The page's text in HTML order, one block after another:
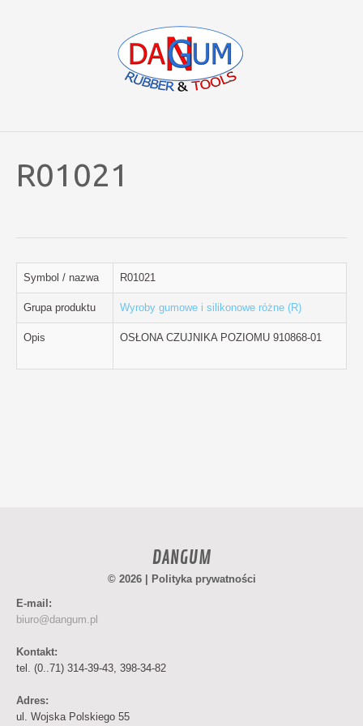
R01021
Symbol / nazwa R01021
Grupa produktu Wyroby gumowe i silikonowe różne (R)
Opis OSŁONA CZUJNIKA POZIOMU 910868-01
DANGUM
© 2026 |
Polityka prywatności
E-mail:
biuro@dangum.pl
Kontakt:
tel. (0..71) 314-39-43, 398-34-82
Adres:
ul. Wojska Polskiego 55